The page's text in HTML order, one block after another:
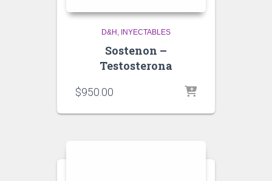
D&H INYECTABLES
Sostenon –
Testosterona
$950.00